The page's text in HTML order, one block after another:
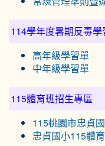
114學年度暑期反毒學
高年級學習單
中年級學習單
115體育班招生專區
115桃園市忠貞
忠貞國小115體